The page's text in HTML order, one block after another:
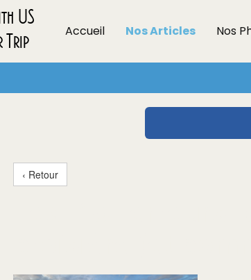
US
Accueil Nos Articles Nos
‹ Retour